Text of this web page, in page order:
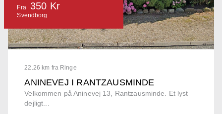
22.26 km fra Ringe
ANINEVEJ I RANTZAUSMINDE
Velkommen på Aninevej 13, Rantzausminde. Et lyst
dejligt...
Fra 350 Kr
Svendborg